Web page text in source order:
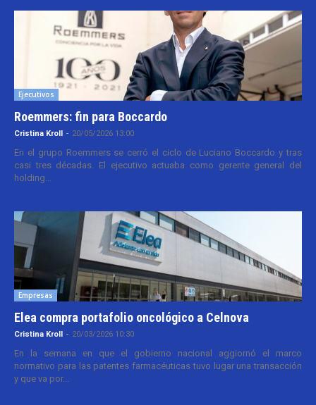
Ejecutivos
Roemmers: fin para Boccardo
Cristina Kroll - 20/05/2026 13:00
En el grupo Roemmers se cerró el ciclo de Luciano Boccardo y tras
casi tres décadas. El ejecutivo actuaba como gerente general del
holding...
Empresas
Elea compra portafolio oncológico a Celnova
Cristina Kroll - 20/03/2026 10:30
En la semana en que el gobierno nacional aggiornó el marco
normativo para las patentes farmacéuticas tuvo lugar una transacción
y que va por...